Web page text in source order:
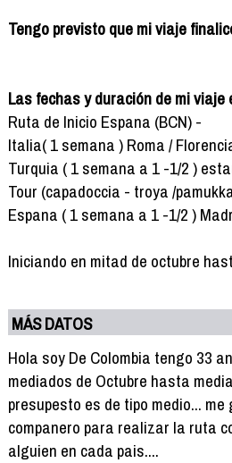
Tengo previsto que mi viaje
Las fechas y duración de mi viaje
Ruta de Inicio Espana (BCN) -
Italia( 1 semana ) Roma /
Turquia ( 1 semana a 1 -1/2 )
Tour (capadoccia - troya /
Espana ( 1 semana a 1 -1/2 )
Iniciando en mitad de octubre
MÁS DATOS
Hola soy De Colombia tengo 33
mediados de Octubre hasta
presupesto es de tipo medio...
companero para realizar la ruta
alguien en cada pais....